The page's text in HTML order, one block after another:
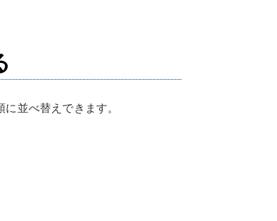
並べ替えできます。